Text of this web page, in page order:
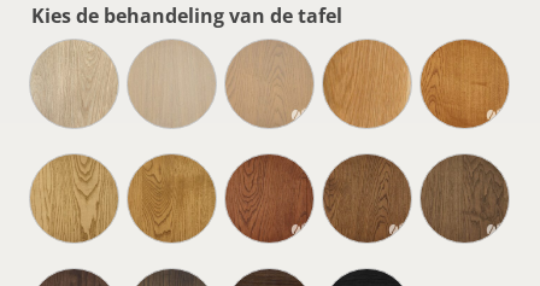
Kies de behandeling van de tafel